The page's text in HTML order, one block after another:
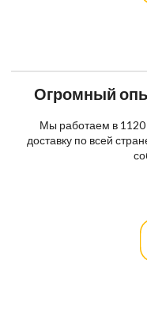
Огромный
Мы работаем в 1120
доставку по всей